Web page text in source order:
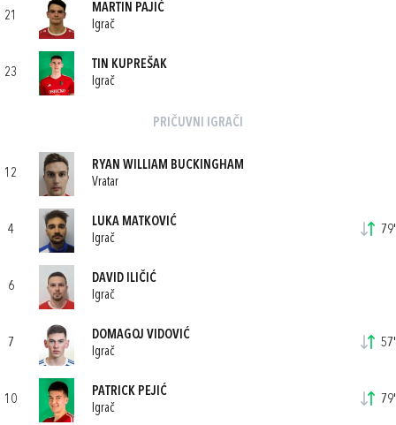
21
MARTIN PAJIĆ
Igrač
23
TIN KUPREŠAK
Igrač
PRIČUVNI IGRAČI
12
RYAN WILLIAM BUCKINGHAM
Vratar
4
LUKA MATKOVIĆ
Igrač
79'
6
DAVID ILIČIĆ
Igrač
7
DOMAGOJ VIDOVIĆ
Igrač
57'
10
PATRICK PEJIĆ
Igrač
79'